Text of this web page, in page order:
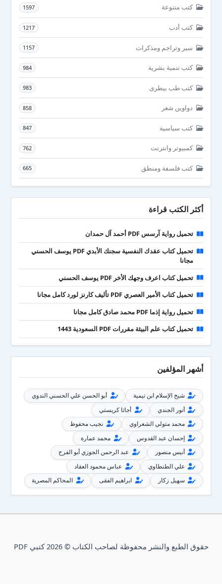
كتب متنوعة 1597
كتب أدب 1217
سير وتراجم ومذكرات 1157
كتب تنمية بشرية 984
كتب طب بيطرى 983
دواوين شعر 858
كتب سياسية 847
كمبيوتر وانترنت 762
كتب فلسفة ومنطق 665
أكثر الكتب قراءة
تحميل رواية آرسس PDF أحمد آل حمدان
تحميل كتاب عقدك النفسية سجنك الأبدي PDF يوسف الحسني
مجانا
تحميل كتاب اعرف وجهك الأخر PDF يوسف الحسني
تحميل كتاب الأمير العصري PDF تأليف كارنز لورد كامل مجانا
تحميل رواية إذما PDF محمد صادق كامل مجانا
تحميل كتاب علم البيئة مقررات PDF السعودية 1443
أشهر المؤلفين
شيخ الإسلام ابن تيمية
أبو الحسن علي الحسني الندوي
أنور الجندي
أجاثا كريستي
محمد متولي الشعراوي
نجيب محفوظ
إحسان عبد القدوس
محمد عمارة
أنيس منصور
عبد الرحمن الجوزي أبو الفرج
علي الطنطاوي
عباس محمود العقاد
سهيل زكار
ابراهيم الفقى المحاكم المصرية
حقوق الطبع والنشر محفوظة لصاحب الكتاب © 2026 كتبي PDF